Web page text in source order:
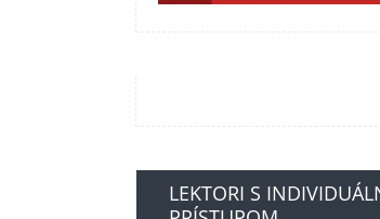
LEKTORI S